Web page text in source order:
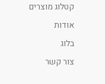
קטלוג מוצרים
אודות
בלוג
צור קשר